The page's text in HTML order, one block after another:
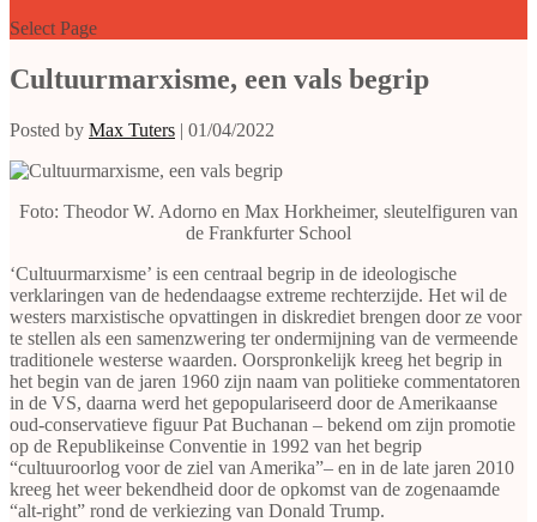
Select Page
Cultuurmarxisme, een vals begrip
Posted by Max Tuters | 01/04/2022
Foto: Theodor W. Adorno en Max Horkheimer, sleutelfiguren van
de Frankfurter School
‘Cultuurmarxisme’ is een centraal begrip in de ideologische
verklaringen van de hedendaagse extreme rechterzijde. Het wil de
westers marxistische opvattingen in diskrediet brengen door ze voor
te stellen als een samenzwering ter ondermijning van de vermeende
traditionele westerse waarden. Oorspronkelijk kreeg het begrip in
het begin van de jaren 1960 zijn naam van politieke commentatoren
in de VS, daarna werd het gepopulariseerd door de Amerikaanse
oud-conservatieve figuur Pat Buchanan – bekend om zijn promotie
op de Republikeinse Conventie in 1992 van het begrip
“cultuuroorlog voor de ziel van Amerika”– en in de late jaren 2010
kreeg het weer bekendheid door de opkomst van de zogenaamde
“alt-right” rond de verkiezing van Donald Trump.